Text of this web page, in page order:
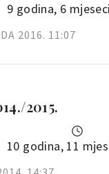
9 godina, 6
2016. 11:07
2015.
10 godina, 11